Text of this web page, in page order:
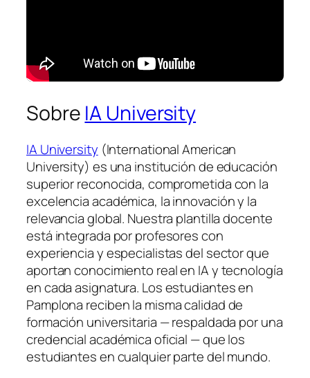
Sobre IA University
IA University (International American
University) es una institución de educación
superior reconocida, comprometida con la
excelencia académica, la innovación y la
relevancia global. Nuestra plantilla docente
está integrada por profesores con
experiencia y especialistas del sector que
aportan conocimiento real en IA y tecnología
en cada asignatura. Los estudiantes en
Pamplona reciben la misma calidad de
formación universitaria — respaldada por una
credencial académica oficial — que los
estudiantes en cualquier parte del mundo.